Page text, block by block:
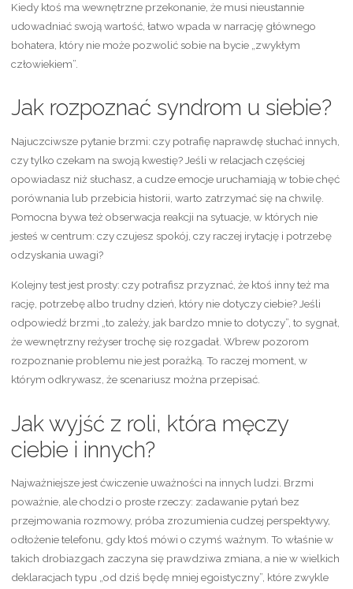
Kiedy ktoś ma wewnętrzne przekonanie, że musi nieustannie
udowadniać swoją wartość, łatwo wpada w narrację głównego
bohatera, który nie może pozwolić sobie na bycie „zwykłym
człowiekiem”.
Jak rozpoznać syndrom u siebie?
Najuczciwsze pytanie brzmi: czy potrafię naprawdę słuchać innych,
czy tylko czekam na swoją kwestię? Jeśli w relacjach częściej
opowiadasz niż słuchasz, a cudze emocje uruchamiają w tobie chęć
porównania lub przebicia historii, warto zatrzymać się na chwilę.
Pomocna bywa też obserwacja reakcji na sytuacje, w których nie
jesteś w centrum: czy czujesz spokój, czy raczej irytację i potrzebę
odzyskania uwagi?
Kolejny test jest prosty: czy potrafisz przyznać, że ktoś inny też ma
rację, potrzebę albo trudny dzień, który nie dotyczy ciebie? Jeśli
odpowiedź brzmi „to zależy, jak bardzo mnie to dotyczy”, to sygnał,
że wewnętrzny reżyser trochę się rozgadał. Wbrew pozorom
rozpoznanie problemu nie jest porażką. To raczej moment, w
którym odkrywasz, że scenariusz można przepisać.
Jak wyjść z roli, która męczy
ciebie i innych?
Najważniejsze jest ćwiczenie uważności na innych ludzi. Brzmi
poważnie, ale chodzi o proste rzeczy: zadawanie pytań bez
przejmowania rozmowy, próba zrozumienia cudzej perspektywy,
odłożenie telefonu, gdy ktoś mówi o czymś ważnym. To właśnie w
takich drobiazgach zaczyna się prawdziwa zmiana, a nie w wielkich
deklaracjach typu „od dziś będę mniej egoistyczny”, które zwykle